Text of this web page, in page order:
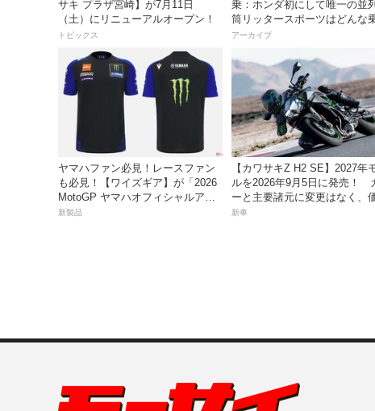
サキ プラザ宮崎】が7月11日
（土）にリニューアルオープン！
トピックス
乗：ホンダ初にして唯一の並
筒リッタースポーツはどんな
味だったのか？
アーカイブ
ヤマハファン必見！レースファン
も必見！【ワイズギア】が「2026
MotoGP ヤマハオフィシャルアパ
レル」を数量限定でリリース
新製品
【カワサキZ H2 SE】2027年
ルを2026年9月5日に発売！
ーと主要諸元に変更はなく、価
は据え置きの247万5000円！
新車